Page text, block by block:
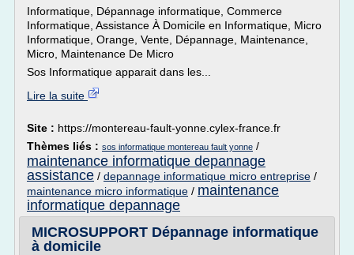
Informatique, Dépannage informatique, Commerce
Informatique, Assistance À Domicile en Informatique, Micro
Informatique, Orange, Vente, Dépannage, Maintenance,
Micro, Maintenance De Micro
Sos Informatique apparait dans les...
Lire la suite
Site : https://montereau-fault-yonne.cylex-france.fr
Thèmes liés : sos informatique montereau fault yonne /
maintenance informatique depannage
assistance / depannage informatique micro entreprise /
maintenance micro informatique / maintenance
informatique depannage
MICROSUPPORT Dépannage informatique
à domicile